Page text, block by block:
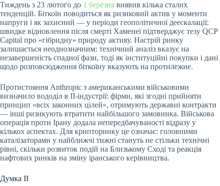
Тиждень з 23 лютого до 1 березня виявив кілька сталих
тенденцій. Біткоїн поводиться як ризиковий актив у моменти
напруги і як захисний — у періоди геополітичної деескалації:
швидке відновлення після смерті Хаменеї підтверджує тезу QCP
Capital про «гібридну» природу активу. Настрій ринку
залишається неоднозначним: технічний аналіз вказує на
незавершеність спадної фази, тоді як інституційні покупки і дані
щодо розповсюдження біткоїну вказують на протилежне.
Протистояння Anthropic з американськими військовими
визначило вододіл в ІІ-індустрії: фірми, які згодні прийняти
принцип «всіх законних цілей», отримують державні контракти
— інші ризикують втратити найбільшого замовника. Військова
операція проти Ірану додала непередбачуваності відразу у
кількох аспектах. Для крипторинку це означає: головними
каталізаторами у найближчі тижні стануть не стільки технічні
рівні, скільки розвиток подій на Близькому Сході та реакція
нафтових ринків на зміну іранського керівництва.
Думка ІІ